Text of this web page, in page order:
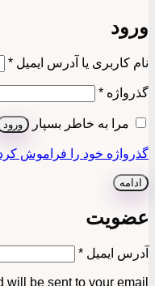
ورود
نام کاربری یا آدرس ایمیل *
گذرواژه *الزامی
مرا به خاطر بسپار ورود
گذرواژه خود را فراموش
ادامه
عضویت
آدرس ایمیل *الزامی
will be sent to your email